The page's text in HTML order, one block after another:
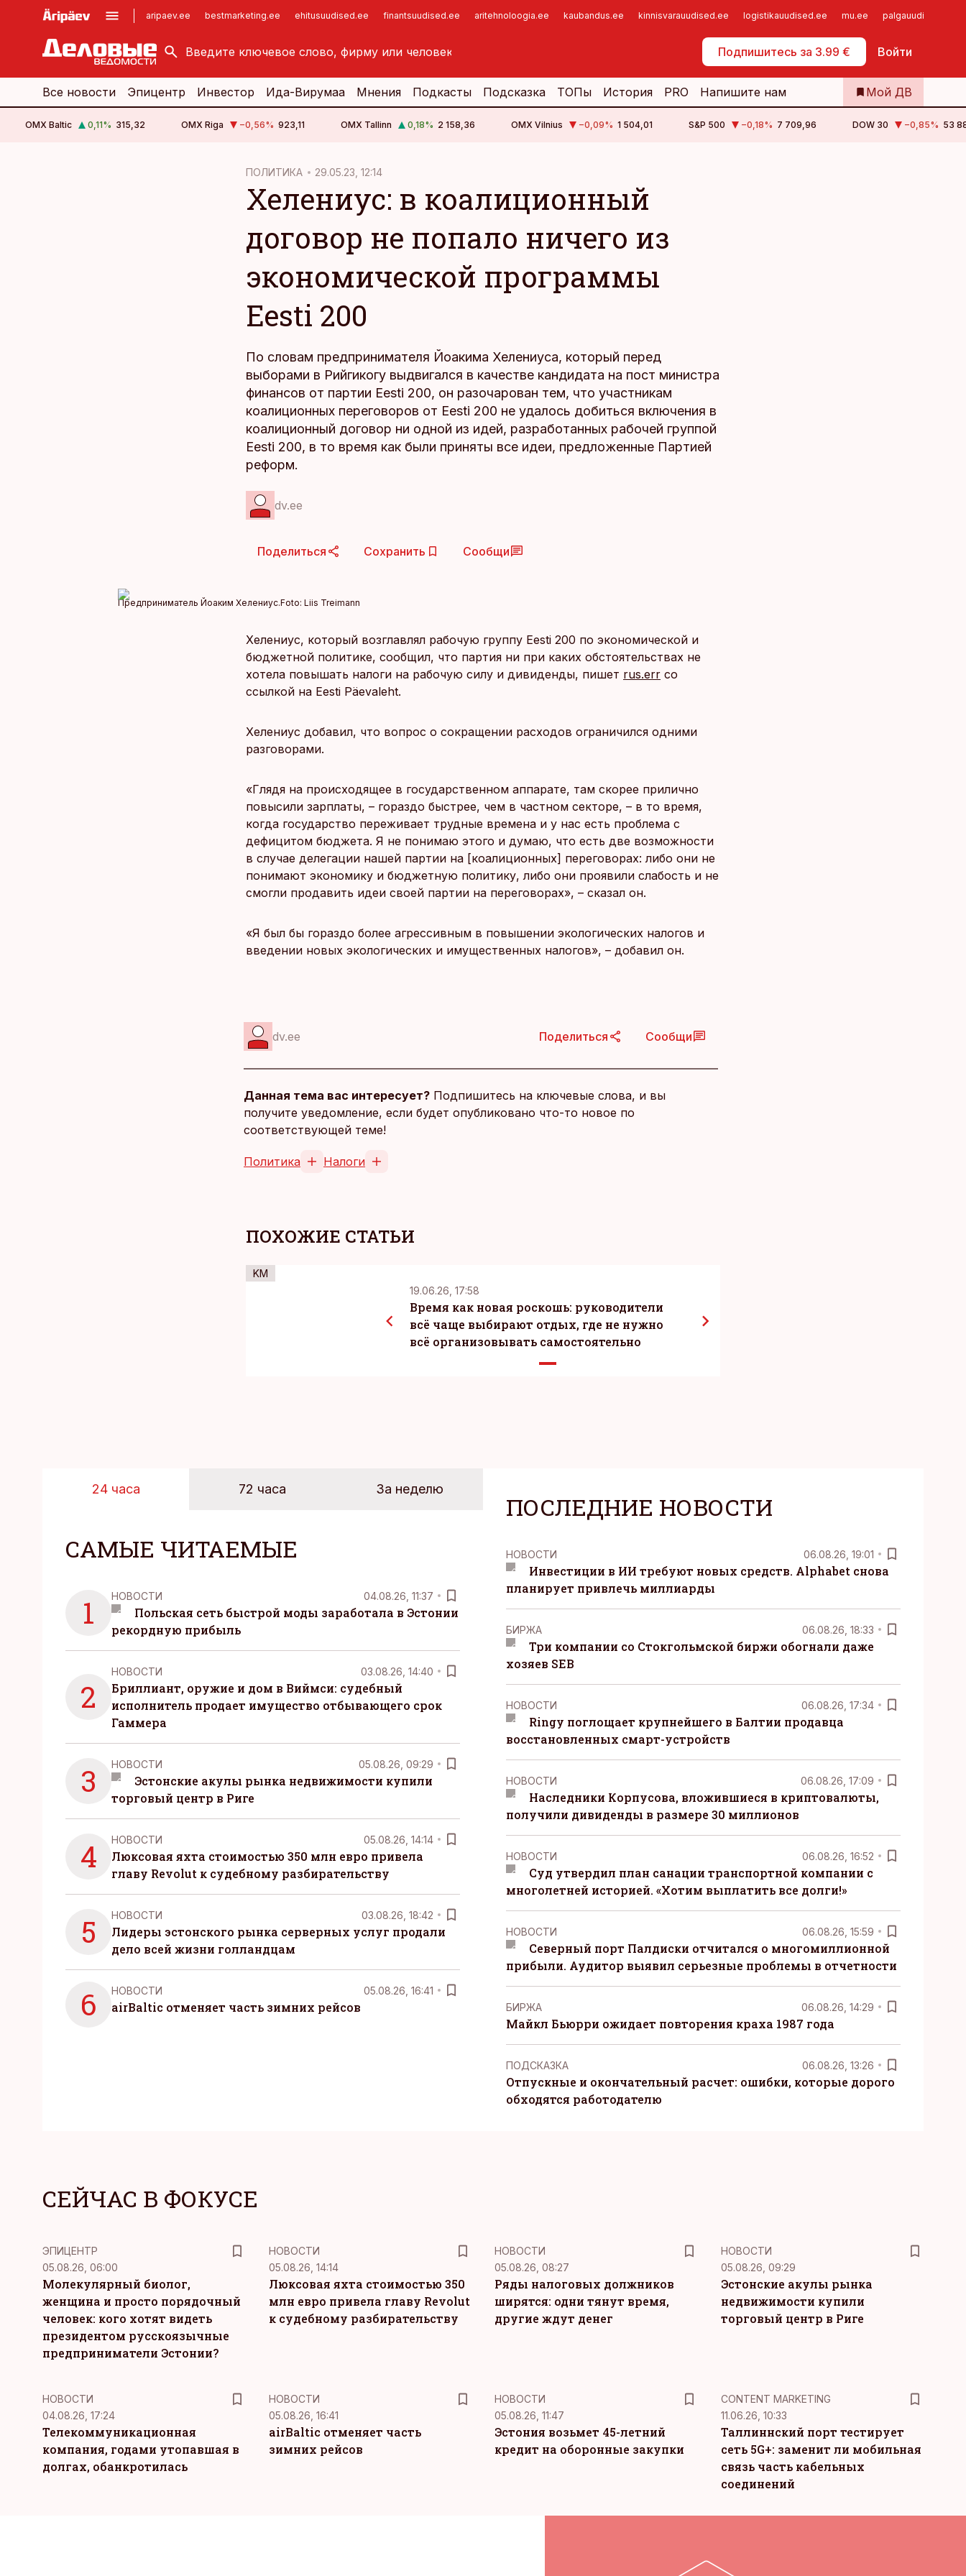
aripaev.ee bestmarketing.ee ehitusuudised.ee finantsuudised.ee aritehnoloogia.ee kaubandus.ee kinnisvarauudised.ee logistikauudised.ee mu.ee palgauudised.ee
Подпишитесь за 3.99 € Войти
kinnisvarauudised.ee
logistikauudised.ee
imelineajalugu.ee
Самообслуживание
Все новости Эпицентр Инвестор Ида-Вирумаа Мнения Подкасты Подсказка ТОПы История PRO Напишите нам Мой ДВ
OMX Baltic 0,11% 315,32 OMX Riga −0,56% 923,11 OMX Tallinn 0,18% 2 158,36 OMX Vilnius −0,09% 1 504,01 S&P 500 −0,18% 7 709,96 DOW 30 −0,85% 53
ПОЛИТИКА 29.05.23, 12:14
Хелениус: в коалиционный
договор не попало ничего из
экономической программы
Eesti 200
По словам предпринимателя Йоакима Хелениуса, который перед
выборами в Рийгикогу выдвигался в качестве кандидата на пост министра
финансов от партии Eesti 200, он разочарован тем, что участникам
коалиционных переговоров от Eesti 200 не удалось добиться включения в
коалиционный договор ни одной из идей, разработанных рабочей группой
Eesti 200, в то время как были приняты все идеи, предложенные Партией
реформ.
dv.ee
Поделиться Сохранить Сообщи
Предприниматель Йоаким Хелениус.Foto: Liis Treimann
Хелениус, который возглавлял рабочую группу Eesti 200 по экономической и
бюджетной политике, сообщил, что партия ни при каких обстоятельствах не
хотела повышать налоги на рабочую силу и дивиденды, пишет rus.err со
ссылкой на Eesti Päevaleht.
Хелениус добавил, что вопрос о сокращении расходов ограничился одними
разговорами.
«Глядя на происходящее в государственном аппарате, там скорее прилично
повысили зарплаты, – гораздо быстрее, чем в частном секторе, – в то время,
когда государство переживает трудные времена и у нас есть проблема с
дефицитом бюджета. Я не понимаю этого и думаю, что есть две возможности
в случае делегации нашей партии на [коалиционных] переговорах: либо они не
понимают экономику и бюджетную политику, либо они проявили слабость и не
смогли продавить идеи своей партии на переговорах», – сказал он.
«Я был бы гораздо более агрессивным в повышении экологических налогов и
введении новых экологических и имущественных налогов», – добавил он.
dv.ee Поделиться Сообщи
Данная тема вас интересует? Подпишитесь на ключевые слова, и вы
получите уведомление, если будет опубликовано что-то новое по
соответствующей теме!
Политика Налоги
ПОХОЖИЕ СТАТЬИ
KM
19.06.26, 17:58
Время как новая роскошь: руководители
всё чаще выбирают отдых, где не нужно
всё организовывать самостоятельно
24 часа 72 часа За неделю
САМЫЕ ЧИТАЕМЫЕ
1 НОВОСТИ 04.08.26, 11:37
Польская сеть быстрой моды заработала в Эстонии
рекордную прибыль
2
НОВОСТИ 03.08.26, 14:40
Бриллиант, оружие и дом в Виймси: судебный
исполнитель продает имущество отбывающего срок
Гаммера
3 НОВОСТИ 05.08.26, 09:29
Эстонские акулы рынка недвижимости купили
торговый центр в Риге
4 НОВОСТИ 05.08.26, 14:14
Люксовая яхта стоимостью 350 млн евро привела
главу Revolut к судебному разбирательству
5 НОВОСТИ 03.08.26, 18:42
Лидеры эстонского рынка серверных услуг продали
дело всей жизни голландцам
6 НОВОСТИ 05.08.26, 16:41
airBaltic отменяет часть зимних рейсов
ПОСЛЕДНИЕ НОВОСТИ
НОВОСТИ 06.08.26, 19:01
Инвестиции в ИИ требуют новых средств. Alphabet снова
планирует привлечь миллиарды
БИРЖА 06.08.26, 18:33
Три компании со Стокгольмской биржи обогнали даже
хозяев SEB
НОВОСТИ 06.08.26, 17:34
Ringy поглощает крупнейшего в Балтии продавца
восстановленных смарт-устройств
НОВОСТИ 06.08.26, 17:09
Наследники Корпусова, вложившиеся в криптовалюты,
получили дивиденды в размере 30 миллионов
НОВОСТИ 06.08.26, 16:52
Суд утвердил план санации транспортной компании с
многолетней историей. «Хотим выплатить все долги!»
НОВОСТИ 06.08.26, 15:59
Северный порт Палдиски отчитался о многомиллионной
прибыли. Аудитор выявил серьезные проблемы в отчетности
БИРЖА 06.08.26, 14:29
Майкл Бьюрри ожидает повторения краха 1987 года
ПОДСКАЗКА 06.08.26, 13:26
Отпускные и окончательный расчет: ошибки, которые дорого
обходятся работодателю
СЕЙЧАС В ФОКУСЕ
ЭПИЦЕНТР
05.08.26, 06:00
Молекулярный биолог,
женщина и просто порядочный
человек: кого хотят видеть
президентом русскоязычные
предприниматели Эстонии?
НОВОСТИ
05.08.26, 14:14
Люксовая яхта стоимостью 350
млн евро привела главу Revolut
к судебному разбирательству
НОВОСТИ
05.08.26, 08:27
Ряды налоговых должников
ширятся: одни тянут время,
другие ждут денег
НОВОСТИ
05.08.26, 09:29
Эстонские акулы рынка
недвижимости купили
торговый центр в Риге
НОВОСТИ
04.08.26, 17:24
Телекоммуникационная
компания, годами утопавшая в
долгах, обанкротилась
НОВОСТИ
05.08.26, 16:41
airBaltic отменяет часть
зимних рейсов
НОВОСТИ
05.08.26, 11:47
Эстония возьмет 45-летний
кредит на оборонные закупки
KM
CONTENT MARKETING
11.06.26, 10:33
Таллиннский порт тестирует
сеть 5G+: заменит ли мобильная
связь часть кабельных
соединений